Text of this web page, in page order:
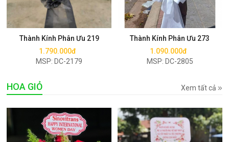
Thành Kính Phân Ưu 219
1.790.000đ
MSP: DC-2179
Mua ngay
Thành Kính Phân Ưu 273
1.090.000đ
MSP: DC-2805
Mua ngay
HOA GIỎ Xem tất cả